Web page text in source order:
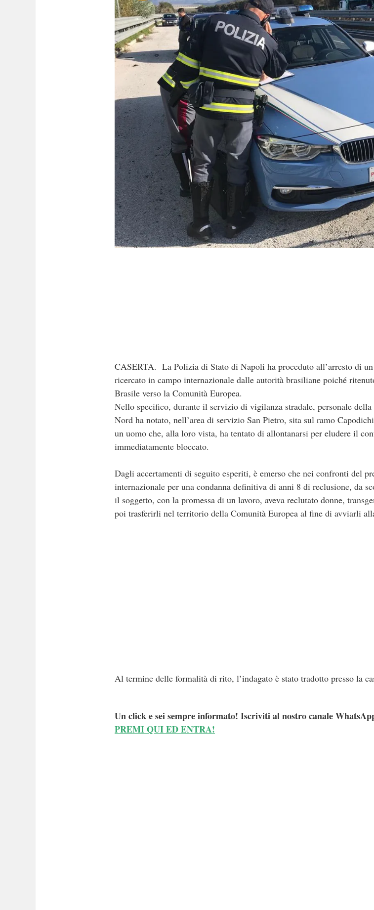
CASERTA. La Polizia di Stato di Napoli ha proceduto all’arresto di un
ricercato in campo internazionale dalle autorità brasiliane poiché
Brasile verso la Comunità Europea.
Nello specifico, durante il servizio di vigilanza stradale, personale
Nord ha notato, nell’area di servizio San Pietro, sita sul ramo
un uomo che, alla loro vista, ha tentato di allontanarsi per eludere il
immediatamente bloccato.
Dagli accertamenti di seguito esperiti, è emerso che nei confronti del
internazionale per una condanna definitiva di anni 8 di reclusione, da
il soggetto, con la promessa di un lavoro, aveva reclutato donne,
poi trasferirli nel territorio della Comunità Europea al fine di avviarli
Al termine delle formalità di rito, l’indagato è stato tradotto presso la
Un click e sei sempre informato! Iscriviti al nostro canale
PREMI QUI ED ENTRA!